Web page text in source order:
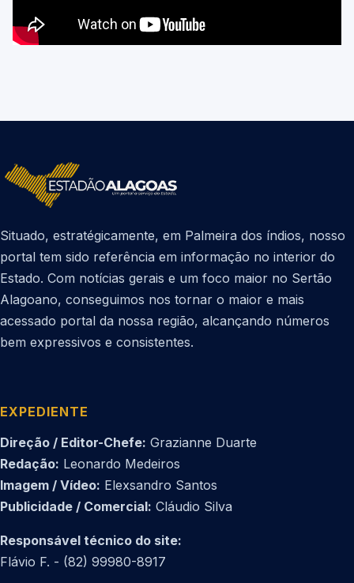
Situado, estratégicamente, em Palmeira dos índios, nosso
portal tem sido referência em informação no interior do
Estado. Com notícias gerais e um foco maior no Sertão
Alagoano, conseguimos nos tornar o maior e mais
acessado portal da nossa região, alcançando números
bem expressivos e consistentes.
EXPEDIENTE
Direção / Editor-Chefe: Grazianne Duarte
Redação: Leonardo Medeiros
Imagem / Vídeo: Elexsandro Santos
Publicidade / Comercial: Cláudio Silva
Responsável técnico do site:
Flávio F. - (82) 99980-8917